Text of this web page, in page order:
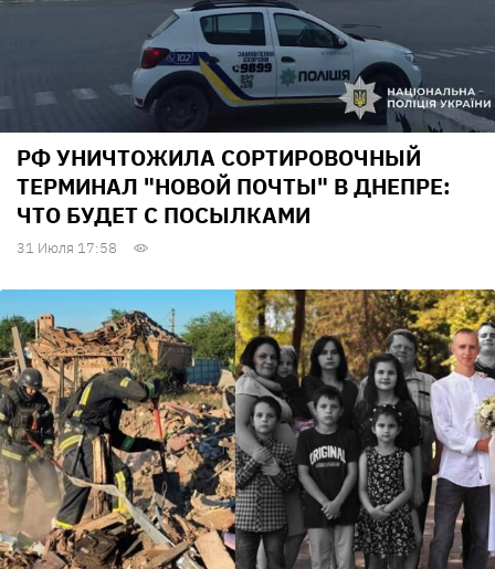
РФ УНИЧТОЖИЛА СОРТИРОВОЧНЫЙ
ТЕРМИНАЛ "НОВОЙ ПОЧТЫ" В ДНЕПРЕ:
ЧТО БУДЕТ С ПОСЫЛКАМИ
31 Июля 17:58